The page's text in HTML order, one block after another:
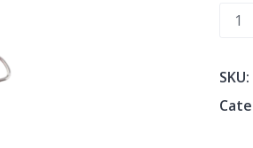
FIN
1
DQ
SKU: